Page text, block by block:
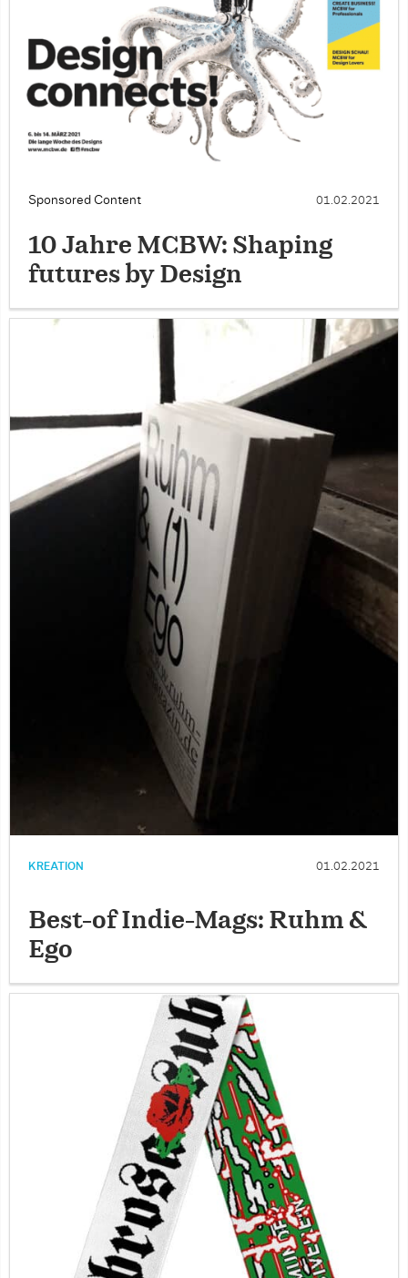
Sponsored Content 01.02.2021
10 Jahre MCBW: Shaping
futures by Design
KREATION 01.02.2021
Best-of Indie-Mags: Ruhm &
Ego